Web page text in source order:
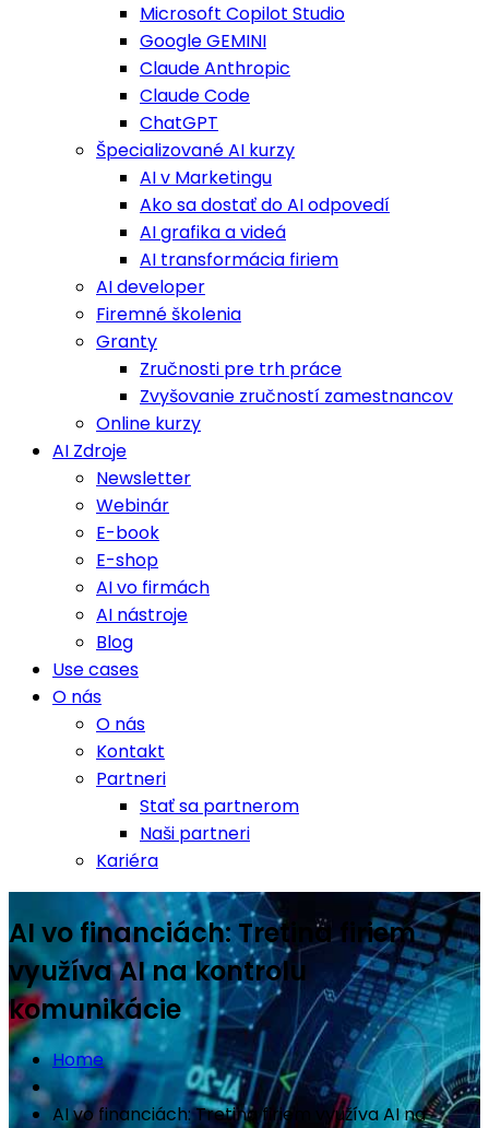
Microsoft Copilot Studio
Google GEMINI
Claude Anthropic
Claude Code
ChatGPT
Špecializované AI kurzy
AI v Marketingu
Ako sa dostať do AI odpovedí
AI grafika a videá
AI transformácia firiem
AI developer
Firemné školenia
Granty
Zručnosti pre trh práce
Zvyšovanie zručností zamestnancov
Online kurzy
AI Zdroje
Newsletter
Webinár
E-book
E-shop
AI vo firmách
AI nástroje
Blog
Use cases
O nás
O nás
Kontakt
Partneri
Stať sa partnerom
Naši partneri
Kariéra
AI vo financiách: Tretina firiem
využíva AI na kontrolu
komunikácie
Home
AI vo financiách: Tretina firiem využíva AI na